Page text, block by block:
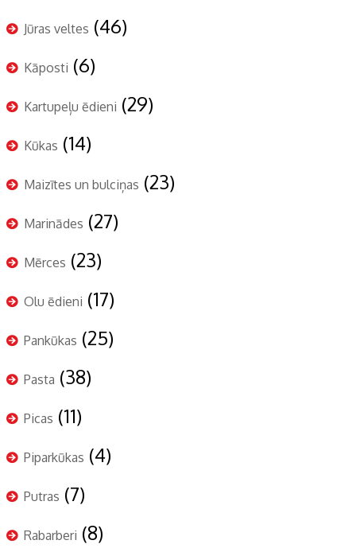
Jūras veltes (46)
Kāposti (6)
Kartupeļu ēdieni (29)
Kūkas (14)
Maizītes un bulciņas (23)
Marinādes (27)
Mērces (23)
Olu ēdieni (17)
Pankūkas (25)
Pasta (38)
Picas (11)
Piparkūkas (4)
Putras (7)
Rabarberi (8)